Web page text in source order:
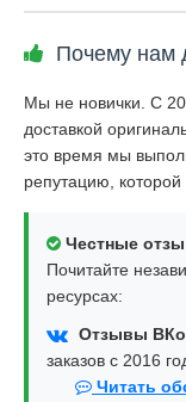
Почему нам
Мы не новички. С
доставкой
это время мы
репутацию, которой
Честные
Почитайте
ресурсах:
Отзывы
заказов с 2016
Читать